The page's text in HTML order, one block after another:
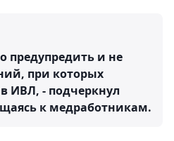
предупредить и не
при которых
ИВЛ, - подчеркнул
к медработникам.